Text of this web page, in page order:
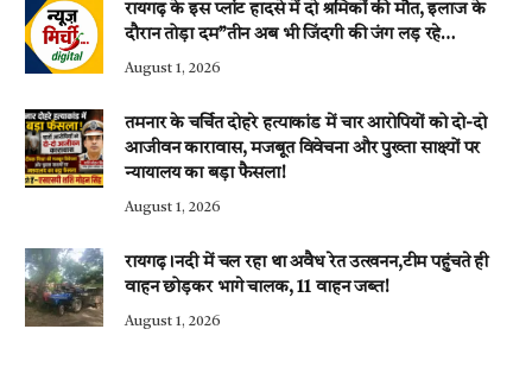
रायगढ़ के इस प्लांट हादसे में दो श्रमिकों की मौत, इलाज के
दौरान तोड़ा दम”तीन अब भी जिंदगी की जंग लड़ रहे…
August 1, 2026
तमनार के चर्चित दोहरे हत्याकांड में चार आरोपियों को दो-दो
आजीवन कारावास, मजबूत विवेचना और पुख्ता साक्ष्यों पर
न्यायालय का बड़ा फैसला!
August 1, 2026
रायगढ़।नदी में चल रहा था अवैध रेत उत्खनन,टीम पहुंचते ही
वाहन छोड़कर भागे चालक, 11 वाहन जब्त!
August 1, 2026